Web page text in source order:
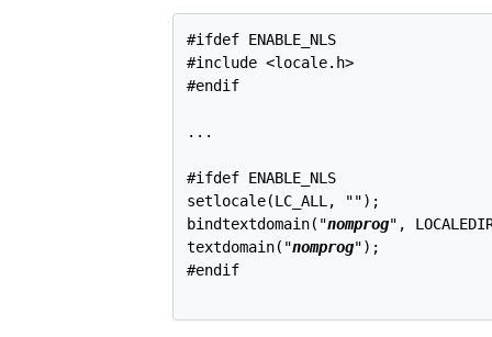
#ifdef ENABLE_NLS
#include <locale.h>
#endif
...
#ifdef ENABLE_NLS
setlocale(LC_ALL, "");
bindtextdomain("nomprog",
textdomain("nomprog");
#endif